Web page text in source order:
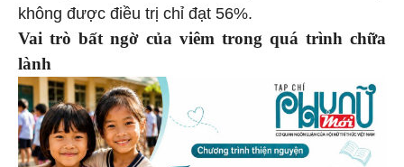
không được điều trị chỉ đạt 56%.
Vai trò bất ngờ của viêm trong quá trình chữa
lành